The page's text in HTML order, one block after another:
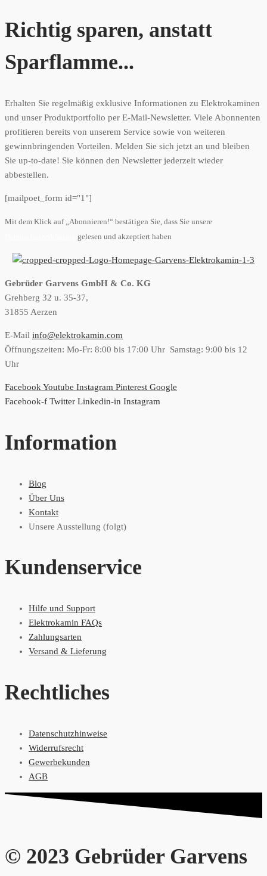
Richtig sparen, anstatt
Sparflamme...
Erhalten Sie regelmäßig exklusive Informationen zu Elektrokaminen
und unser Produktportfolio per E-Mail-Newsletter. Viele Abonnenten
profitieren bereits von unserem Service sowie von weiteren
gewinnbringenden Vorteilen. Melden Sie sich jetzt an und bleiben
Sie up-to-date! Sie können den Newsletter jederzeit wieder
abbestellen.
[mailpoet_form id="1"]
Mit dem Klick auf „Abonnieren!“ bestätigen Sie, dass Sie unsere
gelesen und akzeptiert haben
Gebrüder Garvens GmbH & Co. KG
Grehberg 32 u. 35-37,
31855 Aerzen
E-Mail info@elektrokamin.com
Öffnungszeiten: Mo-Fr: 8:00 bis 17:00 Uhr Samstag: 9:00 bis 12
Uhr
Facebook Youtube Instagram Pinterest Google
Facebook-f Twitter Linkedin-in Instagram
Information
Blog
Über Uns
Kontakt
Unsere Ausstellung (folgt)
Kundenservice
Hilfe und Support
Elektrokamin FAQs
Zahlungsarten
Versand & Lieferung
Rechtliches
Datenschutzhinweise
Widerrufsrecht
Gewerbekunden
AGB
© 2023 Gebrüder Garvens